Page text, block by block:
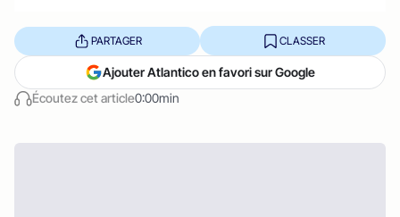
Écoutez cet article0:00min
PARTAGER CLASSER
Ajouter Atlantico en favori sur Google